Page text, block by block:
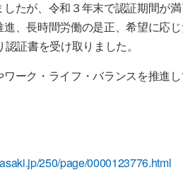
たが、令和３年末で認証期間が
、長時間労働の是正、希望に応
証書を受け取りました。
ーク・ライフ・バランスを推進
250/page/0000123776.html